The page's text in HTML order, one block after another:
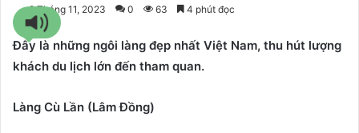
8 Tháng 11, 2023 0 63 4 phút đọc
Đây là những ngôi làng đẹp nhất Việt Nam, thu hút lượng
khách du lịch lớn đến tham quan.
Làng Cù Lần (Lâm Đồng)